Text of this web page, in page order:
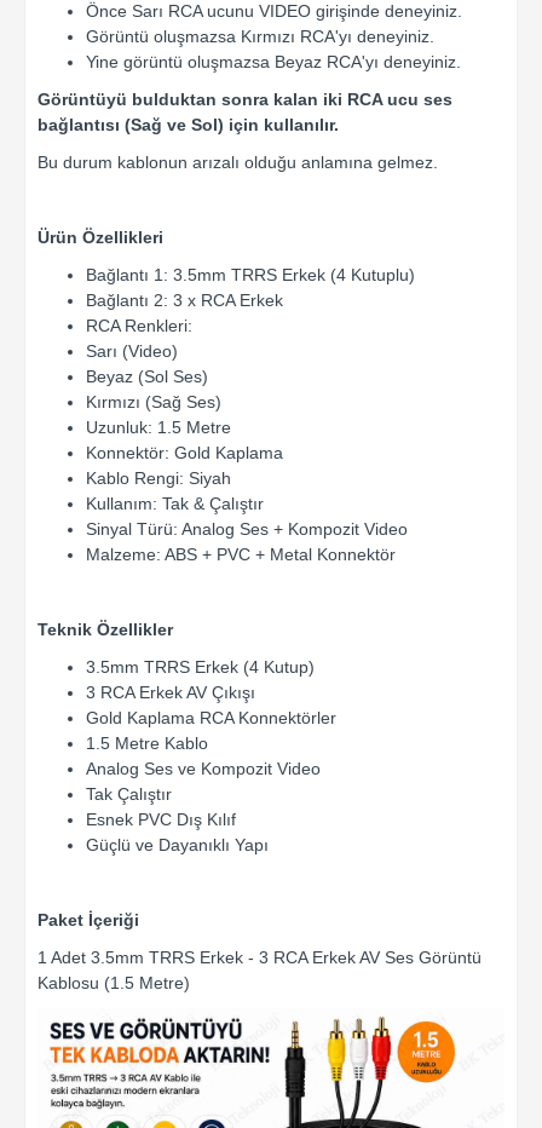
Önce Sarı RCA ucunu VIDEO girişinde deneyiniz.
Görüntü oluşmazsa Kırmızı RCA'yı deneyiniz.
Yine görüntü oluşmazsa Beyaz RCA'yı deneyiniz.
Görüntüyü bulduktan sonra kalan iki RCA ucu ses
bağlantısı (Sağ ve Sol) için kullanılır.
Bu durum kablonun arızalı olduğu anlamına gelmez.
Ürün Özellikleri
Bağlantı 1: 3.5mm TRRS Erkek (4 Kutuplu)
Bağlantı 2: 3 x RCA Erkek
RCA Renkleri:
Sarı (Video)
Beyaz (Sol Ses)
Kırmızı (Sağ Ses)
Uzunluk: 1.5 Metre
Konnektör: Gold Kaplama
Kablo Rengi: Siyah
Kullanım: Tak & Çalıştır
Sinyal Türü: Analog Ses + Kompozit Video
Malzeme: ABS + PVC + Metal Konnektör
Teknik Özellikler
3.5mm TRRS Erkek (4 Kutup)
3 RCA Erkek AV Çıkışı
Gold Kaplama RCA Konnektörler
1.5 Metre Kablo
Analog Ses ve Kompozit Video
Tak Çalıştır
Esnek PVC Dış Kılıf
Güçlü ve Dayanıklı Yapı
Paket İçeriği
1 Adet 3.5mm TRRS Erkek - 3 RCA Erkek AV Ses Görüntü
Kablosu (1.5 Metre)